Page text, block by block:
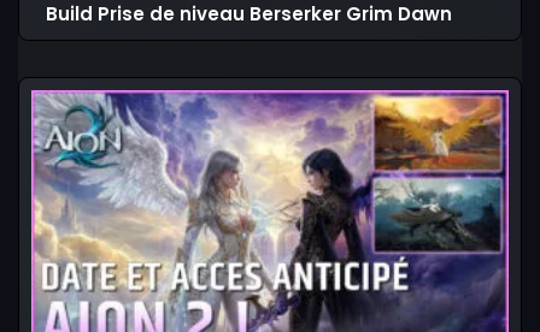
Build Prise de niveau Berserker Grim Dawn